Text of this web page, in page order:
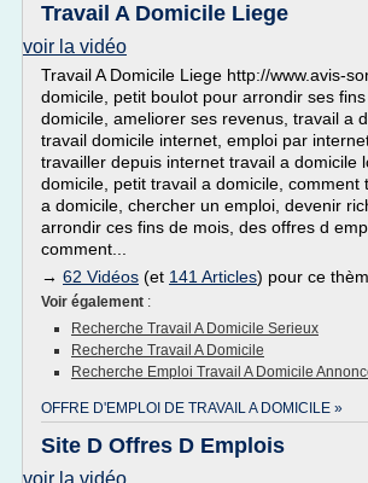
Travail A Domicile Liege
voir la vidéo
Travail A Domicile Liege http://www.avis-
domicile, petit boulot pour arrondir ses
domicile, ameliorer ses revenus, travail a
travail domicile internet, emploi par
travailler depuis internet travail a domicile
domicile, petit travail a domicile, comment
a domicile, chercher un emploi, devenir
arrondir ces fins de mois, des offres d
comment...
→ 62 Vidéos (et 141 Articles) pour ce
Voir également :
Recherche Travail A Domicile Serieux
Recherche Travail A Domicile
Recherche Emploi Travail A Domicile
OFFRE D'EMPLOI DE TRAVAIL A DOMICILE »
Site D Offres D Emplois
voir la vidéo